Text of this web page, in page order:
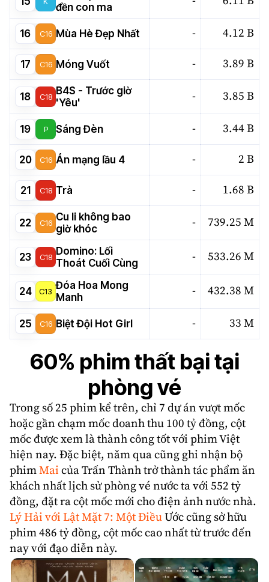
đền con ma
16 C16 Mùa Hè Đẹp Nhất - 4.12 B
17 C16 Móng Vuốt - 3.89 B
18 C18 B4S - Trước giờ
'Yêu'
- 3.85 B
19 P Sáng Đèn - 3.44 B
20 C16 Án mạng lầu 4 - 2 B
21 C18 Trà - 1.68 B
22 C16 Cu li không bao
giờ khóc
- 739.25 M
23 C18 Domino: Lối
Thoát Cuối Cùng
- 533.26 M
24 C13 Đóa Hoa Mong
Manh
- 432.38 M
25 C16 Biệt Đội Hot Girl - 33 M
60% phim thất bại tại
phòng vé
Trong số 25 phim kể trên, chỉ 7 dự án vượt mốc
hoặc gần chạm mốcdoanh thu 100 tỷ đồng, cột
mốc được xem là thành công tốt với phim Việt
hiện nay. Đặc biệt, năm qua cũng ghi nhận bộ
phimMai của Trấn Thành trở thành tác phẩm ăn
khách nhất lịch sử phòng vé nước ta với 552 tỷ
đồng, đặt ra cột mốc mới cho điện ảnh nước nhà.
Lý Hải với Lật Mặt 7: Một ĐiềuƯớc cũng sở hữu
phim 486 tỷ đồng, cột mốc cao nhất từ trước đến
nay với đạo diễn này.